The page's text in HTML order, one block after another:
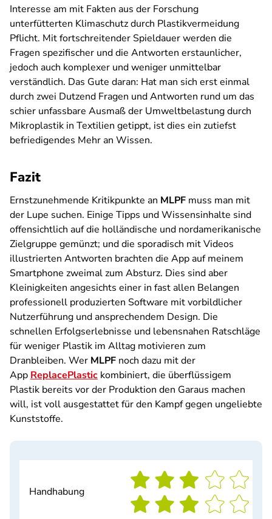
Interesse am mit Fakten aus der Forschung
unterfütterten Klimaschutz durch Plastikvermeidung
Pflicht. Mit fortschreitender Spieldauer werden die
Fragen spezifischer und die Antworten erstaunlicher,
jedoch auch komplexer und weniger unmittelbar
verständlich. Das Gute daran: Hat man sich erst einmal
durch zwei Dutzend Fragen und Antworten rund um das
schier unfassbare Ausmaß der Umweltbelastung durch
Mikroplastik in Textilien getippt, ist dies ein zutiefst
befriedigendes Mehr an Wissen.
Fazit
Ernstzunehmende Kritikpunkte an MLPF muss man mit
der Lupe suchen. Einige Tipps und Wissensinhalte sind
offensichtlich auf die holländische und nordamerikanische
Zielgruppe gemünzt; und die sporadisch mit Videos
illustrierten Antworten brachten die App auf meinem
Smartphone zweimal zum Absturz. Dies sind aber
Kleinigkeiten angesichts einer in fast allen Belangen
professionell produzierten Software mit vorbildlicher
Nutzerführung und ansprechendem Design. Die
schnellen Erfolgserlebnisse und lebensnahen Ratschläge
für weniger Plastik im Alltag motivieren zum
Dranbleiben. Wer MLPF noch dazu mit der
App ReplacePlastic kombiniert, die überflüssigem
Plastik bereits vor der Produktion den Garaus machen
will, ist voll ausgestattet für den Kampf gegen ungeliebte
Kunststoffe.
Handhabung